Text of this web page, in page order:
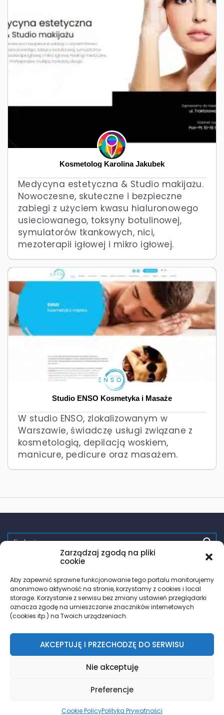
Zarządzaj zgodą na pliki
cookie
Aby zapewnić sprawne funkcjonowanie tego portalu monitorujemy
anonimowo aktywność na stronie, korzystamy z cookies i local
storage. Korzystanie z serwisu bez zmiany ustawień przeglądarki
oznacza zgodę na umieszczanie znaczników internetowych
(cookies itp.) na Twoich urządzeniach.
AKCEPTUJĘ I PRZECHODZĘ DO SERWISU
Nie akceptuję
Preferencje
Cookie PolicyPolityka Prywatności
Kosmetolog Karolina Jakubek
Medycyna estetyczna & Studio makijażu.
Nowoczesne, skuteczne i bezpieczne
zabiegi z użyciem kwasu hialuronowego
usieciowanego, toksyny botulinowej,
symulatorów tkankowych, nici,
mezoterapii igłowej i mikro igłowej.
Studio ENSO Kosmetyka i Masaże
W studio ENSO, zlokalizowanym w
Warszawie, świadczę usługi związane z
kosmetologią, depilacją woskiem,
manicure, pedicure oraz masażem.
randki wsparcie pomoc
testy hiv
© 2018 – 2026 Znajdz.lgbt
| Polityka prywatności